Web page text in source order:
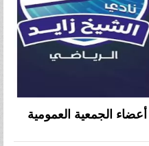
الجمعية العمومية